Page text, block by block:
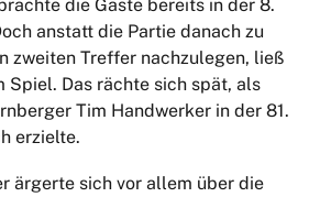
die Gäste bereits in der 8.
anstatt die Partie danach zu
zweiten Treffer nachzulegen, ließ
Spiel. Das rächte sich spät, als
Tim Handwerker in der 81.
erzielte.
ärgerte sich vor allem über die